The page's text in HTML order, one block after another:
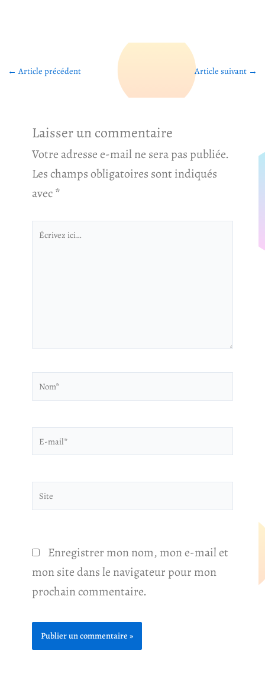
← Article précédent Article suivant →
Laisser un commentaire
Votre adresse e-mail ne sera pas publiée.
Les champs obligatoires sont indiqués
avec*
Écrivez
Nom*
E-
mail*
Site
Enregistrer mon nom, mon e-mail et
mon site dans le navigateur pour mon
prochain commentaire.